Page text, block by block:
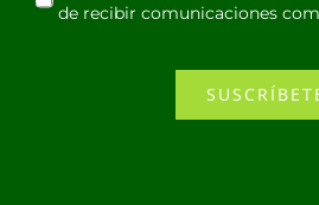
de recibir comunicaciones